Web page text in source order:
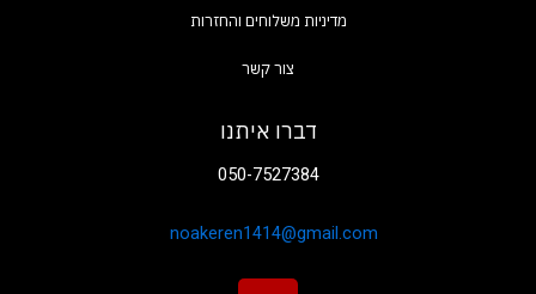
צור קשר
דברו איתנו
050-7527384
noakeren1414@gmail.com